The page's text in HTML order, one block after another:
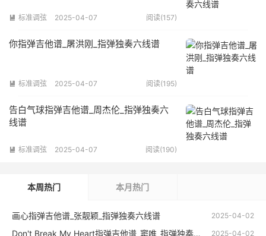
 标准调弦 2025-04-07 阅读(157)
你指弹吉他谱_屠洪刚_指弹独奏六线谱
 标准调弦 2025-04-07 阅读(195)
告白气球指弹吉他谱_周杰伦_指弹独奏六
线谱
 标准调弦 2025-04-07 阅读(190)
本周热门 本月热门
2025-04-02
画心指弹吉他谱_张靓颖_指弹独奏六线谱
2025-04-02
Don't Break My Heart指弹吉他谱_窦唯_指弹独奏六线谱